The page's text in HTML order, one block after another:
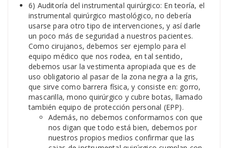
6) Auditoría del instrumental quirúrgico: En teoría, el
instrumental quirúrgico mastológico, no debería
usarse para otro tipo de intervenciones, y así darle
un poco más de seguridad a nuestros pacientes.
Como cirujanos, debemos ser ejemplo para el
equipo médico que nos rodea, en tal sentido,
debemos usar la vestimenta apropiada que es de
uso obligatorio al pasar de la zona negra a la gris,
que sirve como barrera física, y consiste en: gorro,
mascarilla, mono quirúrgico y cubre botas, llamado
también equipo de protección personal (EPP).
Además, no debemos conformarnos con que
nos digan que todo está bien, debemos por
nuestros propios medios confirmar que las